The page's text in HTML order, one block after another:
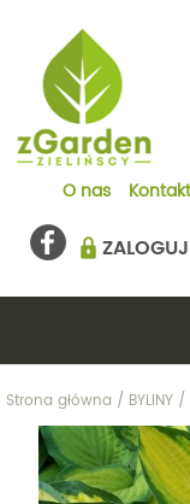
O nas Kontakt
ZALOGUJ
Strona główna / BYLINY /